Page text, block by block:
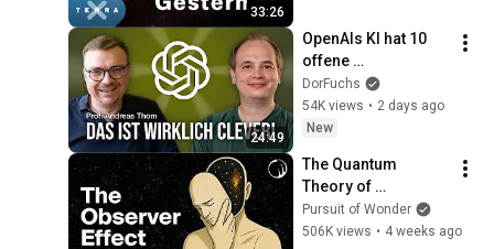
33:26
24:49
OpenAIs KI hat 10
offene
Matheprobleme
gelöst
DorFuchs
54K views • 2 days ago
New
The Quantum
Theory of
Consciousness
That’s Terrifying
Pursuit of Wonder
506K views • 4 weeks ago